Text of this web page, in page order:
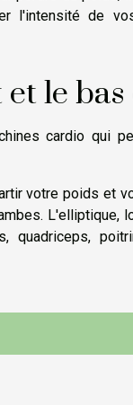
l'intensité de
le
cardio qui
votre poids et
L'elliptique,
quadriceps,